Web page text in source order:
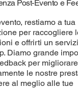
Post-Evento e
restiamo a tua
per raccogliere
e offrirti un
Diamo grande
per migliorare
le nostre
al meglio alle tue